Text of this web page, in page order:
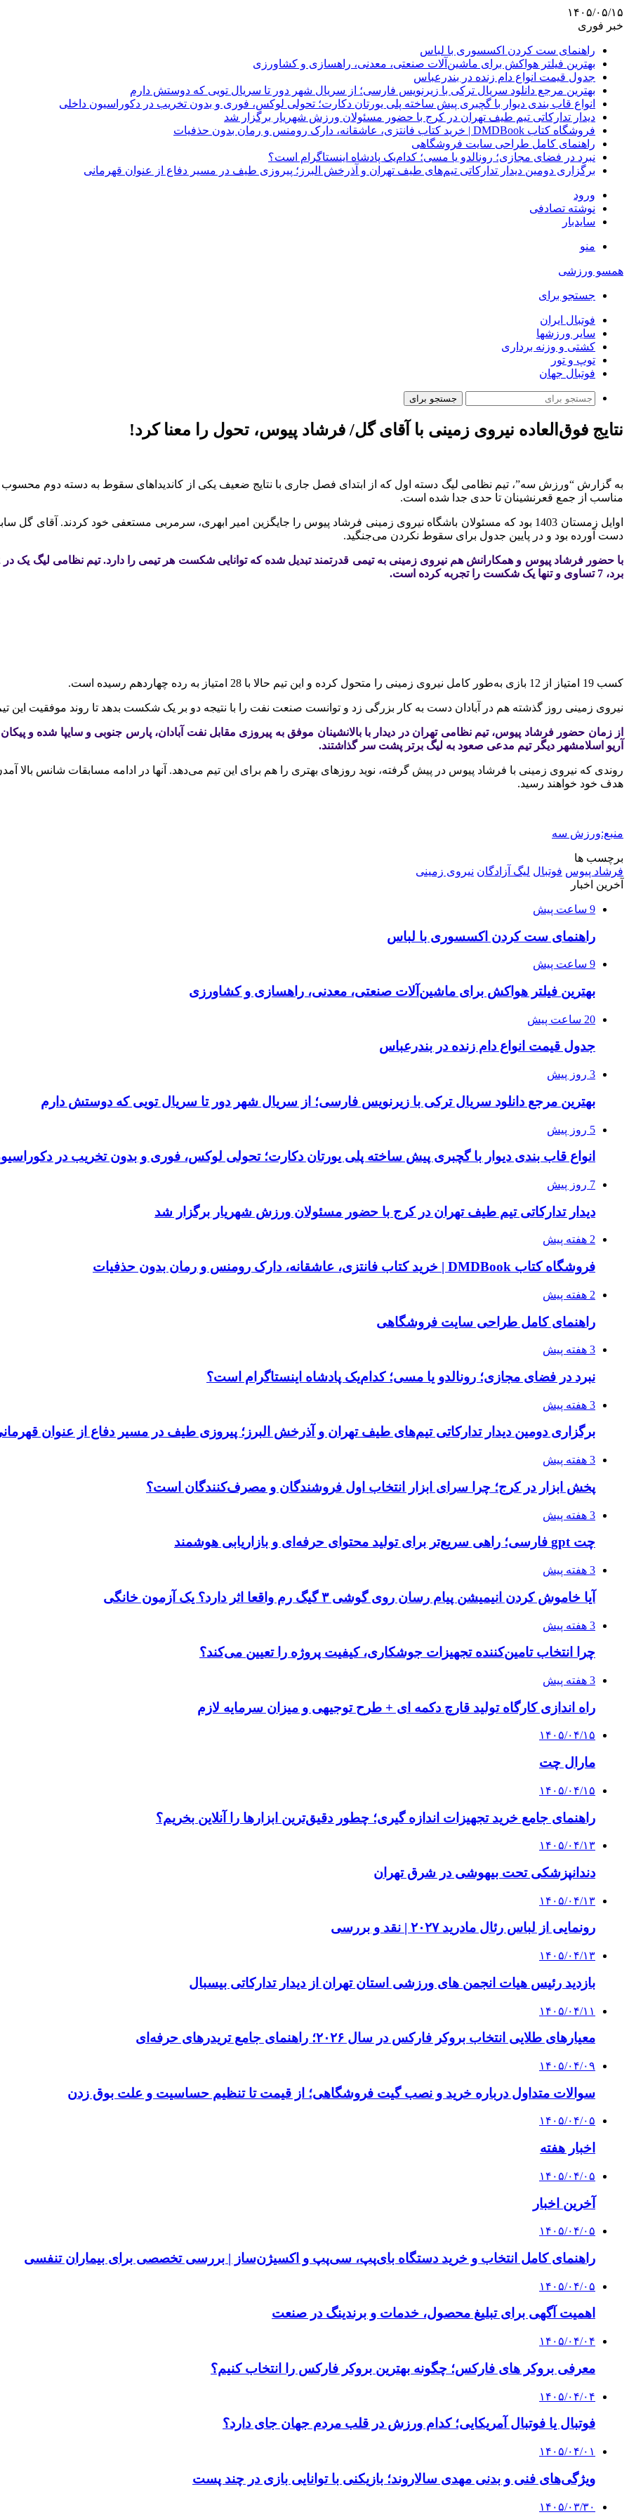
۱۴۰۵/۰۵/۱۵
خبر فوری
راهنمای ست کردن اکسسوری با لباس
بهترین فیلتر هواکش برای ماشین‌آلات صنعتی، معدنی، راهسازی و کشاورزی
جدول قیمت انواع دام زنده در بندرعباس
بهترین مرجع دانلود سریال ترکی با زیرنویس فارسی؛ از سریال شهر دور تا سریال تویی که دوستش دارم
انواع قاب بندی دیوار با گچبری پیش ساخته پلی یورتان دکارت؛ تحولی لوکس، فوری و بدون تخریب در دکوراسیون داخلی
دیدار تدارکاتی تیم طیف تهران در کرج با حضور مسئولان ورزش شهریار برگزار شد
فروشگاه کتاب DMDBook | خرید کتاب فانتزی، عاشقانه، دارک رومنس و رمان بدون حذفیات
راهنمای کامل طراحی سایت فروشگاهی
نبرد در فضای مجازی؛ رونالدو یا مسی؛ کدام‌یک پادشاه اینستاگرام است؟
برگزاری دومین دیدار تدارکاتی تیم‌های طیف تهران و آذرخش البرز؛ پیروزی طیف در مسیر دفاع از عنوان قهرمانی
ورود
نوشته تصادفی
سایدبار
منو
همسو ورزشی
جستجو برای
فوتبال ایران
سایر ورزشها
کشتی و وزنه برداری
توپ و تور
فوتبال جهان
جستجو برای
نتایج فوق‌العاده نیروی زمینی با آقای گل/ فرشاد پیوس، تحول را معنا کرد!
به گزارش “ورزش سه”، تیم نظامی لیگ دسته اول که از ابتدای فصل جاری با نتایج ضعیف یکی از کاندیداهای سقوط به دسته دوم محسوب
مناسب از جمع قعرنشینان تا حدی جدا شده است.
دست آورده بود و در پایین جدول برای سقوط نکردن می‌جنگید.
برد، 7 تساوی و تنها یک شکست را تجربه کرده است.
کسب 19 امتیاز از 12 بازی به‌طور کامل نیروی زمینی را متحول کرده و این تیم حالا با 28 امتیاز به رده چهاردهم رسیده است.
نیروی زمینی روز گذشته هم در آبادان دست به کار بزرگی زد و توانست صنعت نفت را با نتیجه دو بر یک شکست بدهد تا روند موفقیت این
از زمان حضور فرشاد پیوس، تیم نظامی تهران در دیدار با بالانشینان موفق به پیروزی مقابل نفت آبادان، پارس جنوبی و سایپا شده و
آریو اسلامشهر دیگر تیم مدعی صعود به لیگ برتر پشت سر گذاشتند.
روندی که نیروی زمینی با فرشاد پیوس در پیش گرفته، نوید روزهای بهتری را هم برای این تیم می‌دهد. آنها در ادامه مسابقات شانس بالا
هدف خود خواهند رسید.
منبع:ورزش سه
برچسب ها
فرشاد پیوس فوتبال لیگ آزادگان نیروی زمینی
آخرین اخبار
9 ساعت پیش
راهنمای ست کردن اکسسوری با لباس
9 ساعت پیش
بهترین فیلتر هواکش برای ماشین‌آلات صنعتی، معدنی، راهسازی و کشاورزی
20 ساعت پیش
جدول قیمت انواع دام زنده در بندرعباس
3 روز پیش
بهترین مرجع دانلود سریال ترکی با زیرنویس فارسی؛ از سریال شهر دور تا سریال تویی که دوستش دارم
5 روز پیش
انواع قاب بندی دیوار با گچبری پیش ساخته پلی یورتان دکارت؛ تحولی لوکس، فوری و بدون تخریب در
7 روز پیش
دیدار تدارکاتی تیم طیف تهران در کرج با حضور مسئولان ورزش شهریار برگزار شد
2 هفته پیش
فروشگاه کتاب DMDBook | خرید کتاب فانتزی، عاشقانه، دارک رومنس و رمان بدون حذفیات
2 هفته پیش
راهنمای کامل طراحی سایت فروشگاهی
3 هفته پیش
نبرد در فضای مجازی؛ رونالدو یا مسی؛ کدام‌یک پادشاه اینستاگرام است؟
3 هفته پیش
برگزاری دومین دیدار تدارکاتی تیم‌های طیف تهران و آذرخش البرز؛ پیروزی طیف در مسیر دفاع از عنوان
3 هفته پیش
پخش ابزار در کرج؛ چرا سرای ابزار انتخاب اول فروشندگان و مصرف‌کنندگان است؟
3 هفته پیش
چت gpt فارسی؛ راهی سریع‌تر برای تولید محتوای حرفه‌ای و بازاریابی هوشمند
3 هفته پیش
آیا خاموش کردن انیمیشن پیام رسان روی گوشی ۳ گیگ رم واقعا اثر دارد؟ یک آزمون خانگی
3 هفته پیش
چرا انتخاب تامین‌کننده تجهیزات جوشکاری، کیفیت پروژه را تعیین می‌کند؟
3 هفته پیش
راه اندازی کارگاه تولید قارچ دکمه ای + طرح توجیهی و میزان سرمایه لازم
۱۴۰۵/۰۴/۱۵
مارال چت
۱۴۰۵/۰۴/۱۵
راهنمای جامع خرید تجهیزات اندازه گیری؛ چطور دقیق‌ترین ابزارها را آنلاین بخریم؟
۱۴۰۵/۰۴/۱۳
دندانپزشکی تحت بیهوشی در شرق تهران
۱۴۰۵/۰۴/۱۳
رونمایی از لباس رئال مادرید ۲۰۲۷ | نقد و بررسی
۱۴۰۵/۰۴/۱۳
بازدید رئیس هیات انجمن های ورزشی استان تهران از دیدار تدارکاتی بیسبال
۱۴۰۵/۰۴/۱۱
معیارهای طلایی انتخاب بروکر فارکس در سال ۲۰۲۶؛ راهنمای جامع تریدرهای حرفه‌ای
۱۴۰۵/۰۴/۰۹
سوالات متداول درباره خرید و نصب گیت فروشگاهی؛ از قیمت تا تنظیم حساسیت و علت بوق زدن
۱۴۰۵/۰۴/۰۵
اخبار هفته
۱۴۰۵/۰۴/۰۵
آخرین اخبار
۱۴۰۵/۰۴/۰۵
راهنمای کامل انتخاب و خرید دستگاه بای‌پپ، سی‌پپ و اکسیژن‌ساز | بررسی تخصصی برای بیماران تنفسی
۱۴۰۵/۰۴/۰۵
اهمیت آگهی برای تبلیغ محصول، خدمات و برندینگ در صنعت
۱۴۰۵/۰۴/۰۴
معرفی بروکر های فارکس؛ چگونه بهترین بروکر فارکس را انتخاب کنیم؟
۱۴۰۵/۰۴/۰۴
فوتبال یا فوتبال آمریکایی؛ کدام ورزش در قلب مردم جهان جای دارد؟
۱۴۰۵/۰۴/۰۱
ویژگی‌های فنی و بدنی مهدی سالاروند؛ بازیکنی با توانایی بازی در چند پست
۱۴۰۵/۰۳/۳۰